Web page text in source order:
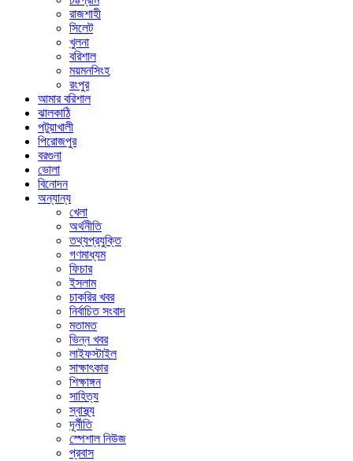
রাজশাহী
সিলেট
খুলনা
বরিশাল
ময়মনসিংহ
রংপুর
আমার বরিশাল
ঝালকাঠি
পটুয়াখালী
পিরোজপুর
বরগুনা
ভোলা
বিনোদন
অন্যান্য
খেলা
অর্থনীতি
তথ্যপ্রযুক্তি
গণমাধ্যম
ফিচার
ইসলাম
চাকরির খবর
নির্বাচিত সংবাদ
মতামত
ভিন্ন খবর
লাইফস্টাইল
সাক্ষাৎকার
শিক্ষাঙ্গন
সাহিত্য
স্বাস্থ্য
দূর্নীতি
স্পেশাল নিউজ
প্রবাস